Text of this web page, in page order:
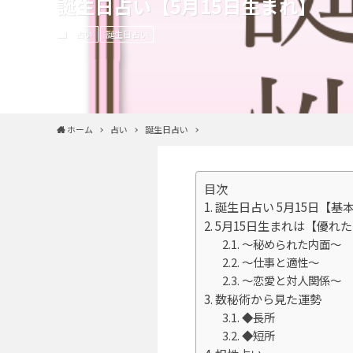
誕生日占い【5月15日生まれ】
占い 誕生日占い
ホーム 占い 誕生日占い
目次
誕生日占い 5月15日【基
5月15日生まれは【優れ
～秘められた内面～
～仕事と適性～
～恋愛と対人関係～
数秘術から見た運勢
◆長所
◆短所